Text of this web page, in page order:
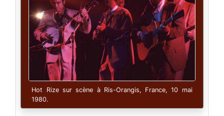
Hot Rize sur scène à Ris-Orangis, France, 10 mai
1980.